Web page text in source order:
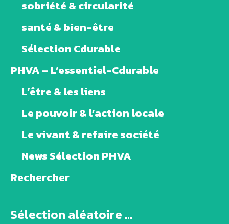
sobriété & circularité
santé & bien-être
Sélection Cdurable
PHVA – L’essentiel-Cdurable
L’être & les liens
Le pouvoir & l’action locale
Le vivant & refaire société
News Sélection PHVA
Rechercher
Sélection aléatoire ...